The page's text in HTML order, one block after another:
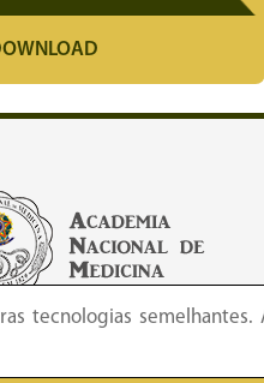
tecnologias semelhantes.